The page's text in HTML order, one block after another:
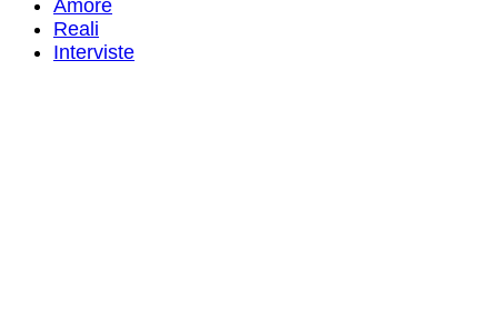
Amore
Reali
Interviste